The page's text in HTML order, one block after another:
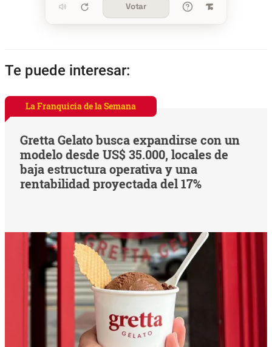
Votar
Te puede interesar:
La Franquicia de la Semana
Gretta Gelato busca expandirse con un
modelo desde US$ 35.000, locales de
baja estructura operativa y una
rentabilidad proyectada del 17%